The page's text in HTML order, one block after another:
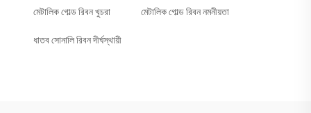
মেটালিক গোল্ড রিবন খুচরা মেটালিক গোল্ড রিবন নমনীয়তা
ধাতব সোনালি রিবন দীর্ঘস্থায়ী